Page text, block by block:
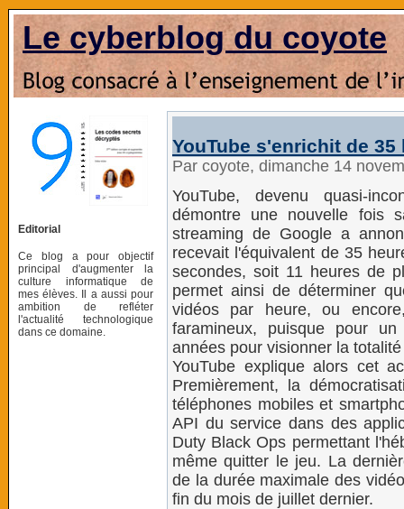
Le cyberblog du coyote
Editorial
Ce blog a pour objectif
principal d'augmenter la
culture informatique de
mes élèves. Il a aussi pour
ambition de refléter
l'actualité technologique
dans ce domaine.
YouTube s'enrichit de
Par coyote, dimanche 14
YouTube, devenu quasi-
démontre une nouvelle fois
streaming de Google a
recevait l'équivalent de 35
secondes, soit 11 heures de
permet ainsi de déterminer
vidéos par heure, ou
faramineux, puisque pour
années pour visionner la
YouTube explique alors cet
Premièrement, la
téléphones mobiles et
API du service dans des
Duty Black Ops permettant
même quitter le jeu. La
de la durée maximale des
fin du mois de juillet dernier.